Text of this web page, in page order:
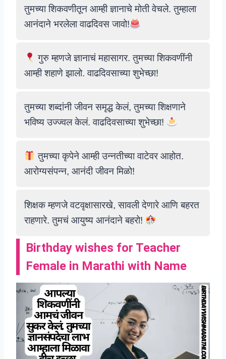
तुमच्या शिकवणीतून आम्ही ज्ञानाचे मोती वेचले. तुम्हाला
आनंदाने भरलेला वाढदिवस जावो!
गुरु म्हणजे ज्ञानाचं महासागर. तुमच्या शिकवणींनी
आम्ही शहाणे झालो. वाढदिवसाच्या शुभेच्छा!
तुमच्या शब्दांनी जीवन समृद्ध केलं, तुमच्या शिक्षणाने
भविष्य उज्ज्वल केलं. वाढदिवसाच्या शुभेच्छा!
तुमच्या कृपेने आम्ही उन्नतीच्या वाटेवर आहोत.
आरोग्यसंपन्न, आनंदी जीवन मिळो!
शिक्षक म्हणजे वटवृक्षासारखे, सावली देणारे आणि बहरत
राहणारे. तुमचं आयुष्य आनंदाने बहरो!
Birthday wishes for Teacher
Female in Marathi with Name